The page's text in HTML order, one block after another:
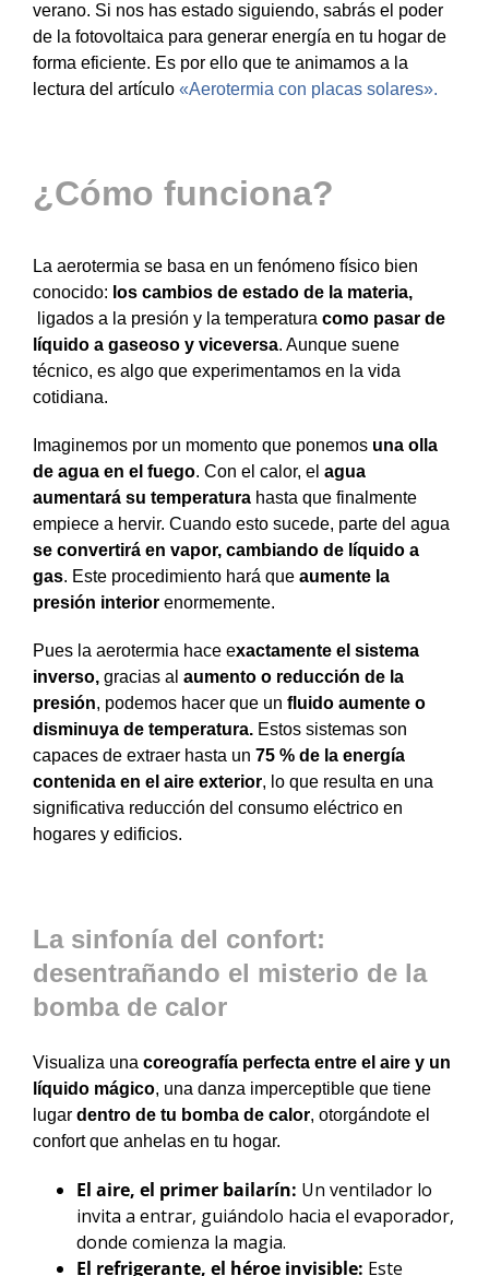
verano. Si nos has estado siguiendo, sabrás el poder
de la fotovoltaica para generar energía en tu hogar de
forma eficiente. Es por ello que te animamos a la
lectura del artículo «Aerotermia con placas solares».
¿Cómo funciona?
La aerotermia se basa en un fenómeno físico bien
conocido: los cambios de estado de la materia,
ligados a la presión y la temperatura como pasar de
líquido a gaseoso y viceversa. Aunque suene
técnico, es algo que experimentamos en la vida
cotidiana.
Imaginemos por un momento que ponemos una olla
de agua en el fuego. Con el calor, el agua
aumentará su temperatura hasta que finalmente
empiece a hervir. Cuando esto sucede, parte del agua
se convertirá en vapor, cambiando de líquido a
gas. Este procedimiento hará que aumente la
presión interior enormemente.
Pues la aerotermia hace exactamente el sistema
inverso, gracias al aumento o reducción de la
presión, podemos hacer que un fluido aumente o
disminuya de temperatura. Estos sistemas son
capaces de extraer hasta un 75 % de la energía
contenida en el aire exterior, lo que resulta en una
significativa reducción del consumo eléctrico en
hogares y edificios.
La sinfonía del confort:
desentrañando el misterio de la
bomba de calor
Visualiza una coreografía perfecta entre el aire y un
líquido mágico, una danza imperceptible que tiene
lugar dentro de tu bomba de calor, otorgándote el
confort que anhelas en tu hogar.
El aire, el primer bailarín: Un ventilador lo
invita a entrar, guiándolo hacia el evaporador,
donde comienza la magia.
El refrigerante, el héroe invisible: Este